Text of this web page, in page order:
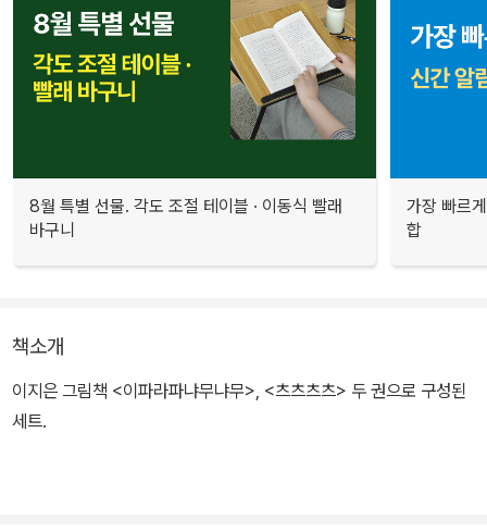
8월 특별 선물. 각도 조절 테이블 · 이동식 빨래
바구니
가장 빠르
합
책소개
이지은 그림책 <이파라파냐무냐무>, <츠츠츠츠> 두 권으로 구성된
세트.